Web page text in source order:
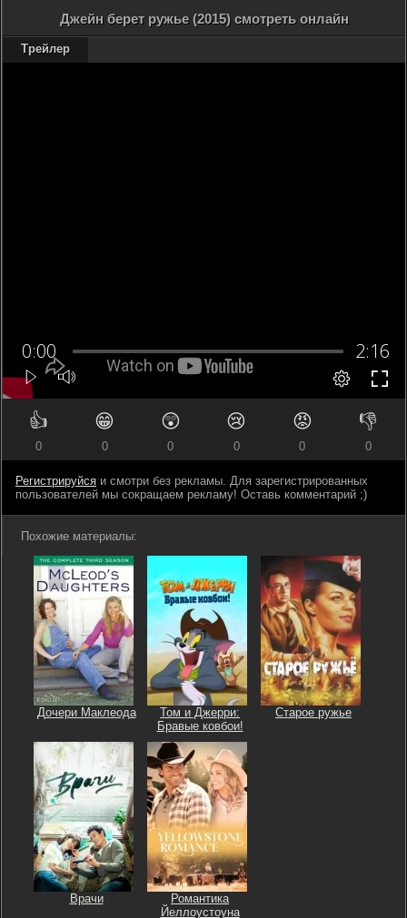
Джейн берет ружье (2015) смотреть онлайн
Трейлер
👍
0
😁
0
😲
0
😢
0
😡
0
👎
0
Регистрируйся и смотри без рекламы. Для зарегистрированных
пользователей мы сокращаем рекламу! Оставь комментарий ;)
Похожие материалы:
Дочери Маклеода
Том и Джерри:
Бравые ковбои!
Старое ружье
Врачи
Романтика
Йеллоустоуна